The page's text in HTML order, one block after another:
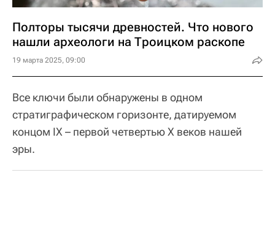
Полторы тысячи древностей. Что нового
нашли археологи на Троицком раскопе
19 марта 2025, 09:00
Все ключи были обнаружены в одном
стратиграфическом горизонте, датируемом
концом IX – первой четвертью X веков нашей
эры.